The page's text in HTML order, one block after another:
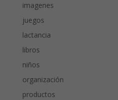
imagenes
juegos
lactancia
libros
niños
organización
productos